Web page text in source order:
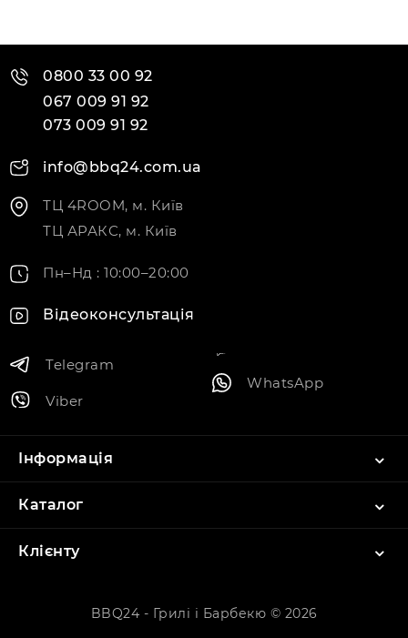
0800 33 00 92
067 009 91 92
073 009 91 92
info@bbq24.com.ua
ТЦ 4ROOM, м. Київ
ТЦ АРАКС, м. Київ
Пн–Нд : 10:00–20:00
Відеоконсультація
Telegram
Viber
WhatsApp
Інформація
Каталог
Клієнту
BBQ24 - Грилі і Барбекю © 2026